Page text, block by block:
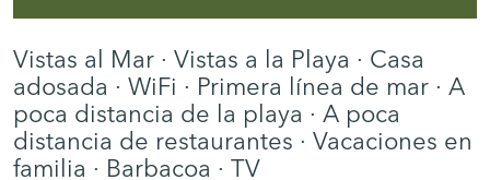
Vistas al Mar · Vistas a la Playa · Casa
adosada · WiFi · Primera línea de mar · A
poca distancia de la playa · A poca
distancia de restaurantes · Vacaciones en
familia · Barbacoa · TV